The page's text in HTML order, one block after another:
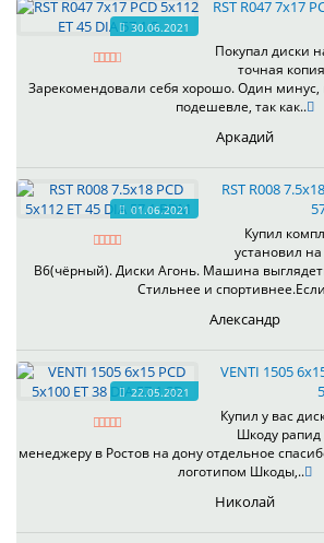
30.06.2021
RST R047 7x17
Покупал диски
точная
Зарекомендовали себя хорошо. Один
подешевле, так как..
Аркадий
01.06.2021
RST R008
Купил
установил на
B6(чёрный). Диски Агонь. Машина
Стильнее и
Александр
22.05.2021
VENTI 1505
Купил у вас
Шкоду рапид
менеджеру в Ростов на дону отдельное
логотипом Шкоды,..
Николай